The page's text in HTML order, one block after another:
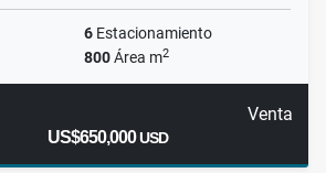
6 Estacionamiento
800Área m2
Venta
US$650,000USD